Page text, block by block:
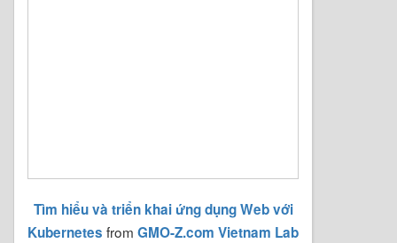
Tìm hiểu và triển khai ứng dụng Web với
Kubernetes from GMO-Z.com Vietnam Lab